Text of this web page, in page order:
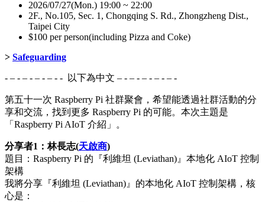
2026/07/27(Mon.) 19:00 ~ 22:00
2F., No.105, Sec. 1, Chongqing S. Rd., Zhongzheng Dist.,
Taipei City
$100 per person(including Pizza and Coke)
> Safeguarding
- – - – - – - – - - 以下為中文 – - – - – - – - – -
第五十一次 Raspberry Pi 社群聚會，希望能透過社群活動的分
享和交流，找到更多 Raspberry Pi 的可能。本次主題是
「Raspberry Pi AIoT 介紹」。
分享者1：林長志(天啟商)
題目：Raspberry Pi 的『利維坦 (Leviathan)』本地化 AIoT 控制
架構
我將分享『利維坦 (Leviathan)』的本地化 AIoT 控制架構，核
心是：